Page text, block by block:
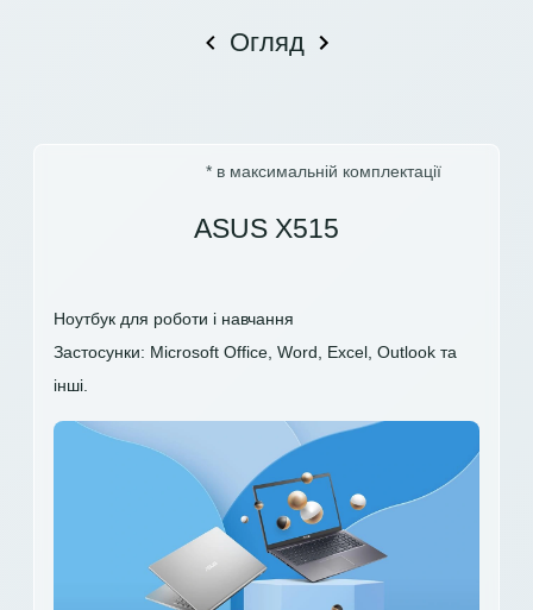
Огляд
* в максимальній комплектації
ASUS X515
Ноутбук для роботи і навчання
Застосунки: Microsoft Office, Word, Excel, Outlook та
інші.